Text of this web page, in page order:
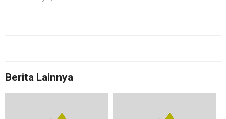
Berita Lainnya